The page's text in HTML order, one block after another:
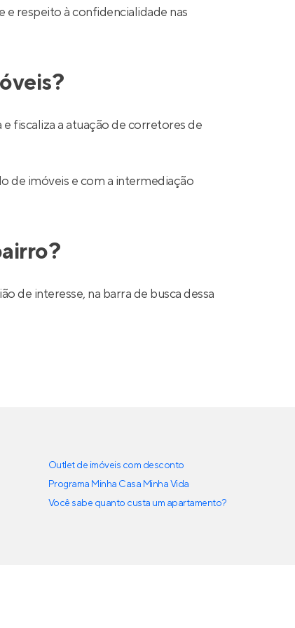
respeito à confidencialidade nas
fiscaliza a atuação de corretores de
de imóveis e com a intermediação
de interesse, na barra de busca dessa
Outlet de imóveis com desconto
Programa Minha Casa Minha Vida
Você sabe quanto custa um apartamento?